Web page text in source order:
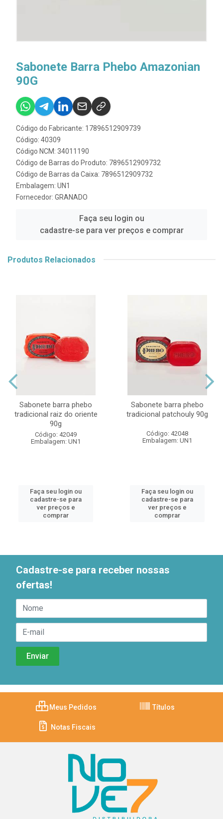
Sabonete Barra Phebo Amazonian
90G
Código do Fabricante: 17896512909739
Código: 40309
Código NCM: 34011190
Código de Barras do Produto: 7896512909732
Código de Barras da Caixa: 7896512909732
Embalagem: UN1
Fornecedor: GRANADO
Faça seu login ou
cadastre-se para ver preços e comprar
Produtos Relacionados
Sabonete barra phebo
tradicional raiz do oriente
90g
Código: 42049
Embalagem: UN1
Faça seu login ou
cadastre-se para
ver preços e
comprar
Sabonete barra phebo
tradicional patchouly 90g
Código: 42048
Embalagem: UN1
Faça seu login ou
cadastre-se para
ver preços e
comprar
Cadastre-se para receber nossas
ofertas!
Meus Pedidos Títulos
Notas Fiscais